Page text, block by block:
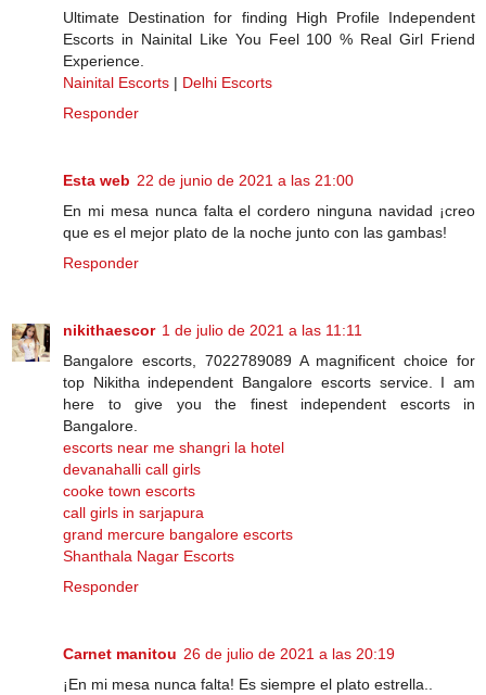
Ultimate Destination for finding High Profile Independent
Escorts in Nainital Like You Feel 100 % Real Girl Friend
Experience.
Nainital Escorts | Delhi Escorts
Responder
Esta web 22 de junio de 2021 a las 21:00
En mi mesa nunca falta el cordero ninguna navidad ¡creo
que es el mejor plato de la noche junto con las gambas!
Responder
nikithaescor 1 de julio de 2021 a las 11:11
Bangalore escorts, 7022789089 A magnificent choice for
top Nikitha independent Bangalore escorts service. I am
here to give you the finest independent escorts in
Bangalore.
escorts near me shangri la hotel
devanahalli call girls
cooke town escorts
call girls in sarjapura
grand mercure bangalore escorts
Shanthala Nagar Escorts
Responder
Carnet manitou 26 de julio de 2021 a las 20:19
¡En mi mesa nunca falta! Es siempre el plato estrella..